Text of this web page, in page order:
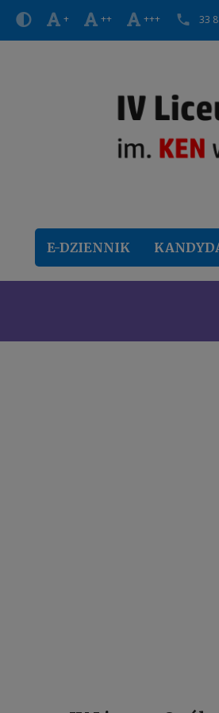
+ ++ +++ 33
E-DZIENNIK